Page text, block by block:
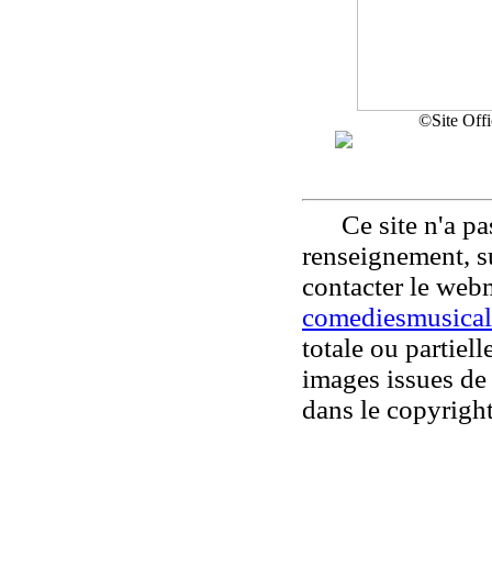
©Site
Ce site n'a
renseignement,
contacter le
totale ou
images issues
dans le